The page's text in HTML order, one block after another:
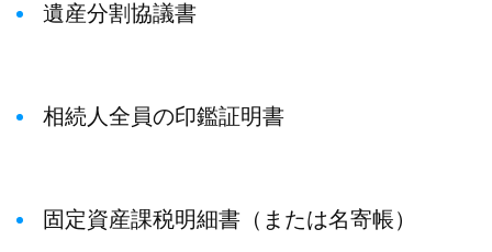
遺産分割協議書
相続人全員の印鑑証明書
固定資産課税明細書（または名寄帳）